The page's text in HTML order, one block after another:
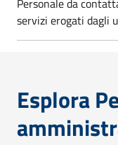
servizi erogati dagli
Esplora